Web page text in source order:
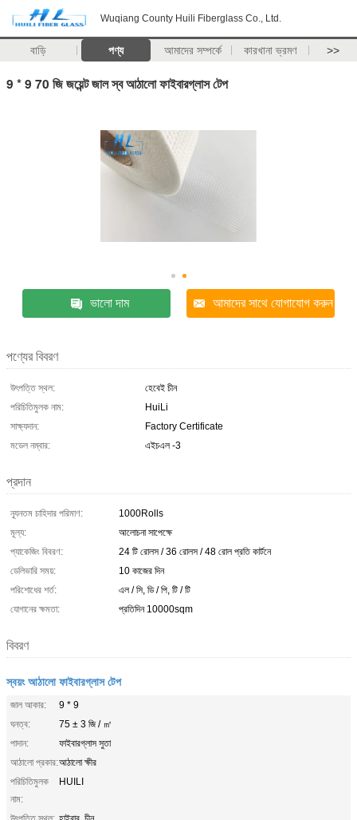
Wuqiang County Huili Fiberglass Co., Ltd.
বাড়ি পণ্য আমাদের সম্পর্কে কারখানা ভ্রমণ >>
9 * 9 70 জি জয়েন্ট জাল স্ব আঠালো ফাইবারগ্লাস টেপ
ভালো দাম আমাদের সাথে যোগাযোগ করুন
পণ্যের বিবরণ
উৎপত্তি স্থল:
হেবেই চীন
পরিচিতিমুলক নাম:
HuiLi
সাক্ষ্যদান:
Factory Certificate
মডেল নম্বার:
এইচএল -3
প্রদান
ন্যূনতম চাহিদার পরিমাণ:
1000Rolls
মূল্য:
আলোচনা সাপেক্ষে
প্যাকেজিং বিবরণ:
24 টি রোলস / 36 রোলস / 48 রোল প্রতি কার্টনে
ডেলিভারি সময়:
10 কাজের দিন
পরিশোধের শর্ত:
এল / সি, ডি / পি, টি / টি
যোগানের ক্ষমতা:
প্রতিদিন 10000sqm
বিবরণ
স্বয়ং আঠালো ফাইবারগ্লাস টেপ
জাল আকার:
9 * 9
ঘনত্ব:
75 ± 3 জি / ㎡
পাদান:
ফাইবারগ্লাস সুতা
আঠালো প্রকার:আঠালো ক্ষীর
পরিচিতিমুলক
নাম:
HUILI